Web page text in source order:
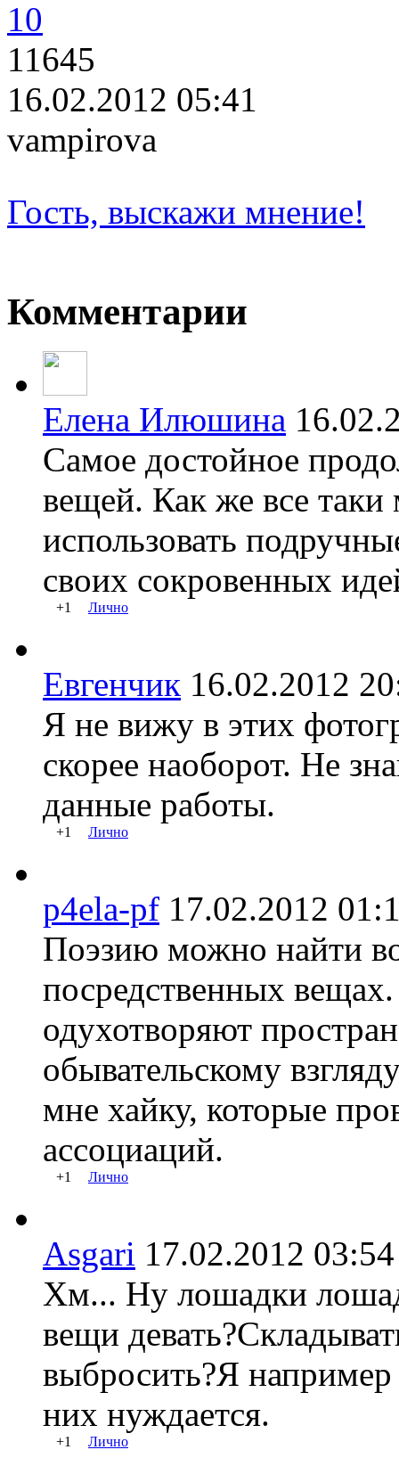
10
11645
16.02.2012 05:41
vampirova
Гость, выскажи мнение!
Комментарии
Елена Илюшина
Самое достойное
вещей. Как же все
использовать
своих сокровенных
+1 Лично
Евгенчик 16.02.2012
Я не вижу в этих
скорее наоборот. Не
данные работы.
+1 Лично
p4ela-pf 17.02.2012
Поэзию можно найти
посредственных
одухотворяют
обывательскому
мне хайку, которые
ассоциаций.
+1 Лично
Asgari 17.02.2012
Хм... Ну лошадки
вещи
выбросить?Я например
них нуждается.
+1 Лично